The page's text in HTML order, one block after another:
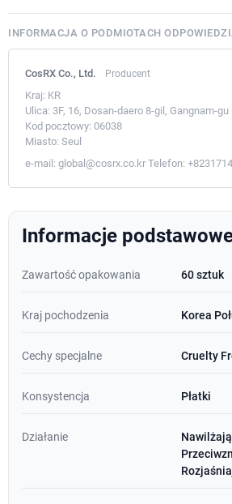
INFORMACJA O PODMIOTACH
CosRX Co., Ltd. Producent
Kraj: KR
Ulica: 3F, 16, Dosan-daero 8-gil, Gangnam-gu
Kod pocztowy: 06038
Miasto: Seul
e-mail: global@cosrx.co.kr Telefon:
Informacje
Zawartość opakowania 60 sztuk
Kraj pochodzenia Korea
Cechy specjalne Cruelty
Konsystencja Płatki
Działanie